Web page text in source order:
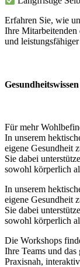
Erfahren Sie, wie
Ihre Mitarbeitenden
und
Für mehr
In unserem
eigene Gesundheit
Sie dabei
sowohl körperlich
In unserem
eigene Gesundheit
Sie dabei
sowohl körperlich
Die Workshops
Ihre Teams und
Praxisnah,